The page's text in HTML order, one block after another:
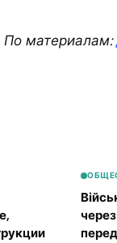
По материалам: